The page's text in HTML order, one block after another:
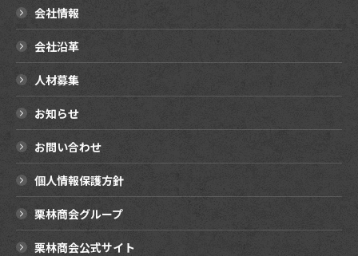
会社情報
会社沿革
人材募集
お知らせ
お問い合わせ
個人情報保護方針
栗林商会グループ
栗林商会公式サイト